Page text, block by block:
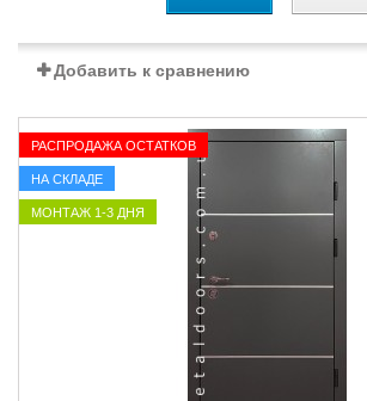
Добавить к сравнению
РАСПРОДАЖА ОСТАТКОВ
НА СКЛАДЕ
МОНТАЖ 1-3 ДНЯ